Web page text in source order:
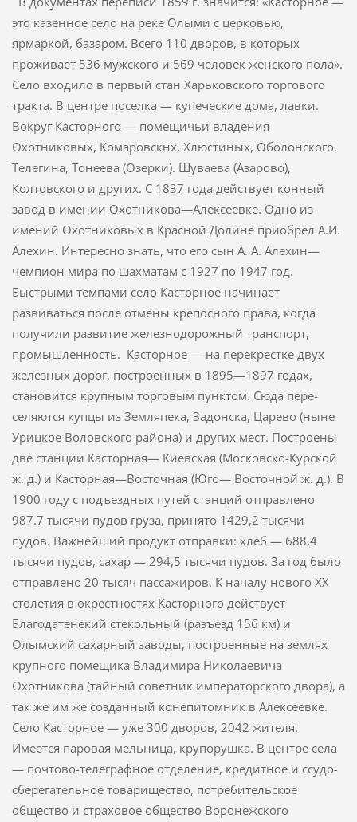
это казенное село на реке Олыми с церковью,
ярмаркой, базаром. Всего 110 дворов, в которых
проживает 536 мужского и 569 человек женского пола».
Село входило в первый стан Харьковского торгового
тракта. В центре поселка — купеческие дома, лавки.
Вокруг Касторного — помещичьи владения
Охотниковых, Комаровскнх, Хлюстиных, Оболонского.
Телегина, Тонеева (Озерки). Шуваева (Азарово),
Колтовского и других. С 1837 года действует конный
завод в имении Охотникова—Алексеевке. Одно из
имений Охотниковых в Красной Долине приобрел А.И.
Алехин. Интересно знать, что его сын А. А. Алехин—
чемпион мира по шахматам с 1927 по 1947 год.
Быстрыми темпами село Касторное начинает
развиваться после отмены крепосного права, когда
получили развитие железнодорожный транспорт,
промышленность. Касторное — на перекрестке двух
железных дорог, построенных в 1895—1897 годах,
становится крупным торговым пунктом. Сюда пере­
селяются купцы из Земляпека, Задонска, Царево (ныне
Урицкое Воловского района) и других мест. Построены
две станции Касторная— Киевская (Московско-Курской
ж. д.) и Касторная—Восточная (Юго— Восточной ж. д.). В
1900 году с подъездных путей станций отправлено
987.7 тысячи пудов груза, принято 1429,2 тысячи
пудов. Важнейший продукт отправки: хлеб — 688,4
тысячи пудов, сахар — 294,5 тысячи пудов. За год было
отправлено 20 тысяч пассажиров. К началу нового XX
столетия в окрестностях Касторного действует
Благодатенекий стекольный (разъезд 156 км) и
Олымский сахарный заводы, построенные на землях
крупного помещика Владимира Нико­лаевича
Охотникова (тайный советник императорского двора), а
так же им же созданный конепитомник в Алексеевке.
Село Касторное — уже 300 дворов, 2042 жителя.
Имеется паровая мельница, крупорушка. В центре села
— почтово-телеграфное отделе­ние, кредитное и ссудо-
сберегательное товарищество, потребительское
общество и страховое общество Воронежского